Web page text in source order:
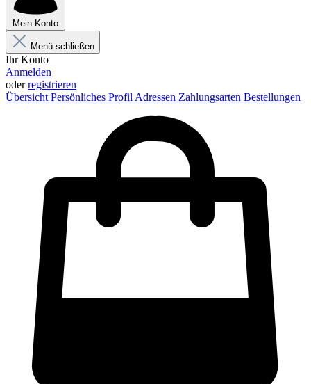
Mein Konto
Menü schließen
Ihr Konto
Anmelden
oderregistrieren
Übersicht Persönliches Profil Adressen Zahlungsarten Bestellungen